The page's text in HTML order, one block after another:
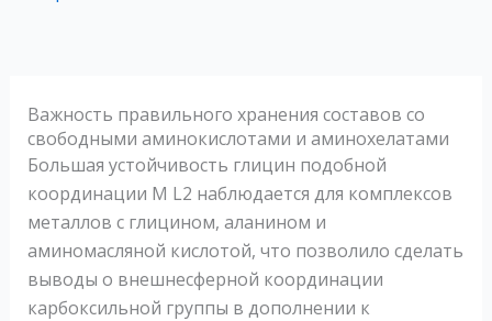
Важность правильного хранения составов со
свободными аминокислотами и аминохелатами
Большая устойчивость глицин подобной
координации M L2 наблюдается для комплексов
металлов с глицином, аланином и
аминомасляной кислотой, что позволило сделать
выводы о внешнесферной координации
карбоксильной группы в дополнении к